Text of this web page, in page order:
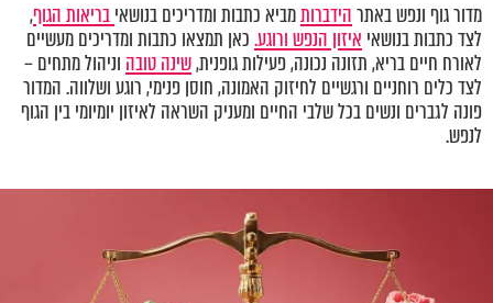
מדור גוף ונפש באתרהידברותמביא כתבות ומדריכים בנושאיבריאות הגוף,
לצד כתבות בנושאי איזון הנפש ורוגע.כאן תמצאו כתבות ומדריכים מעשיים
לאורח חיים בריא, תזונה נכונה, פעילות גופנית,שינה טובה וניהול מתחים –
לצד כלים רוחניים ורגשיים לחיזוק האמונה, חוסן פנימי, רוגע ושלווה. המדור
פונה לגברים ונשים בכל שלבי החיים ומעניק השראה לאיזון יומיומי בין הגוף
לנפש.